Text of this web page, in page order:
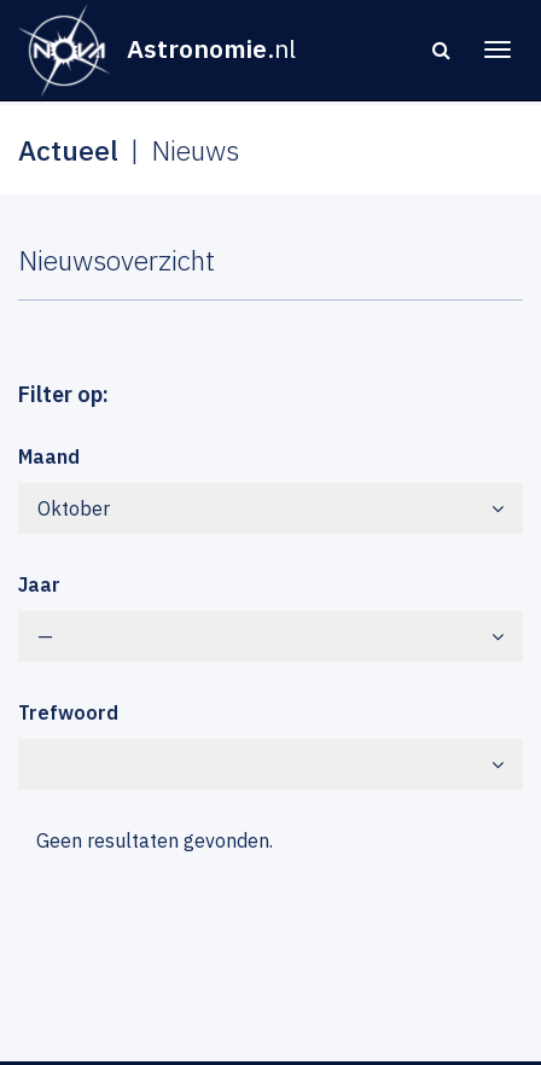
Astronomie.nl
Actueel Nieuws
Nieuwsoverzicht
Filter op:
Maand
Oktober
Jaar
—
Trefwoord
Geen resultaten gevonden.